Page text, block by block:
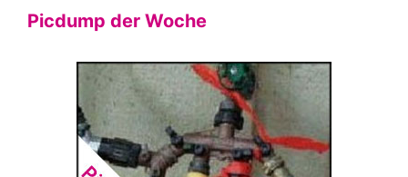
Picdump der Woche